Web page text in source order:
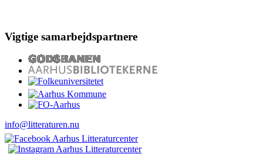
Vigtige samarbejdspartnere
info@litteraturen.nu